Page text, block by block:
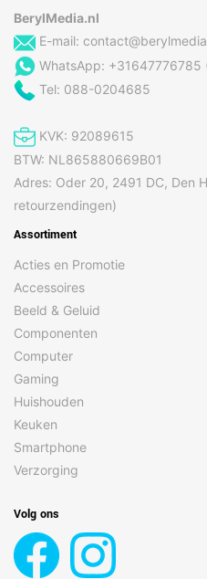
BerylMedia.nl
E-mail:
WhatsApp:
Tel: 088-0204685
KVK: 92089615
BTW: NL865880669B01
Adres: Oder 20, 2491 DC, Den
retourzendingen)
Assortiment
Acties en Promotie
Accessoires
Beeld & Geluid
Componenten
Computer
Gaming
Huishouden
Keuken
Smartphone
Verzorging
Volg ons